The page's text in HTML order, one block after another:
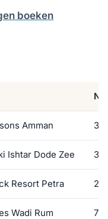
boeken
Amman
Ishtar Dode Zee
Resort Petra
Wadi Rum